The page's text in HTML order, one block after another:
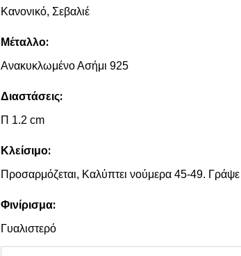
Κανονικό, Σεβαλιέ
Μέταλλο:
Ανακυκλωμένο Ασήμι 925
Διαστάσεις:
Π 1.2 cm
Κλείσιμο:
Προσαρμόζεται, Καλύπτει νούμερα 45-49.
Φινίρισμα:
Γυαλιστερό